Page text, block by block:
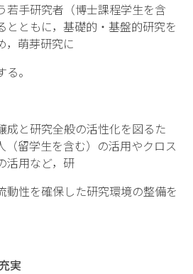
手研究者（博士課程学生を含
とともに，基礎的・基盤的研究を
，萌芽研究に
。
と研究全般の活性化を図るた
（留学生を含む）の活用やクロス
活用など，研
性を確保した研究環境の整備を
実